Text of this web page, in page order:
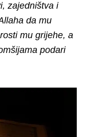
zajedništva i
da mu
mu grijehe, a
podari